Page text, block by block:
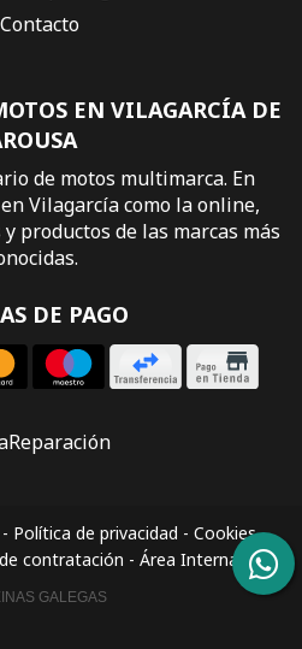
EN VILAGARCÍA DE
de motos multimarca. En
Vilagarcía como la online,
productos de las marcas más
DE PAGO
Contacto
Reparación
- Política de privacidad - Cookies-
contratación - Área Interna
GALEGAS